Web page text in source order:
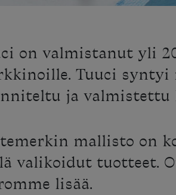
on valmistanut yli
Tuuci syntyi
ja valmistettu
mallisto on
valikoidut tuotteet.
lisää.